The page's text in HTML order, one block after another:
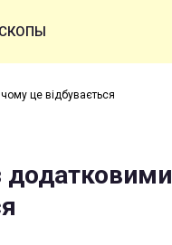
це відбувається
додатковими